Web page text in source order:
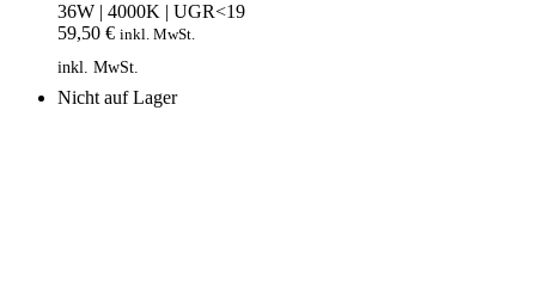
36W | 4000K | UGR<19
59,50 € inkl. MwSt.
inkl. MwSt.
Nicht auf Lager